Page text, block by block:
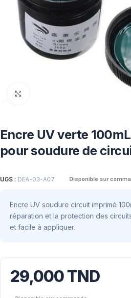
Encre UV verte
pour soudure de
UGS : DEA-03-A07 Disponible sur
Encre UV soudure circuit imprimé
réparation et la protection des
et facile à appliquer.
29,000TND